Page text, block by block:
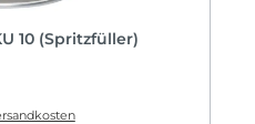
10 (Spritzfüller)